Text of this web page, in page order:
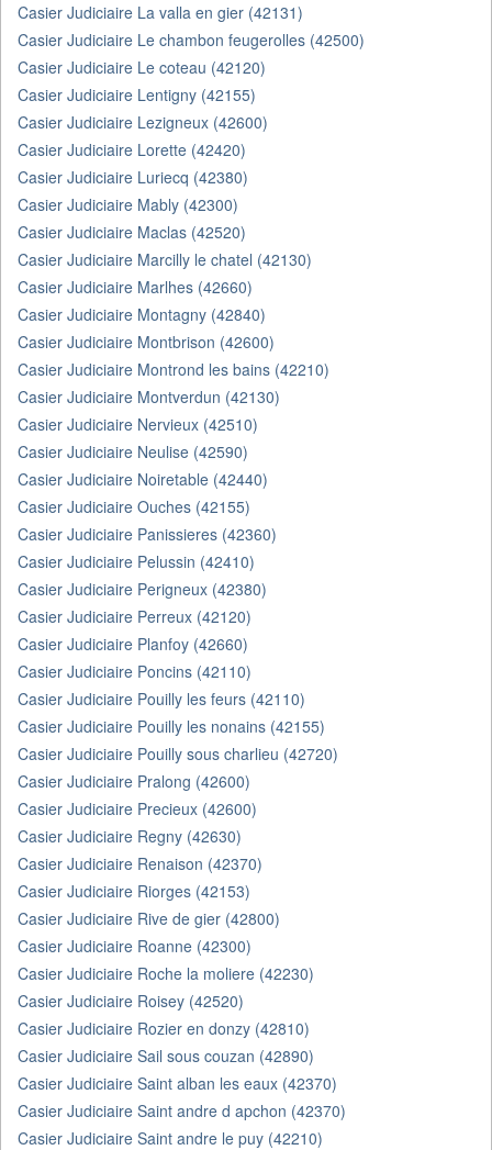
Casier Judiciaire La valla en gier (42131)
Casier Judiciaire Le chambon feugerolles (42500)
Casier Judiciaire Le coteau (42120)
Casier Judiciaire Lentigny (42155)
Casier Judiciaire Lezigneux (42600)
Casier Judiciaire Lorette (42420)
Casier Judiciaire Luriecq (42380)
Casier Judiciaire Mably (42300)
Casier Judiciaire Maclas (42520)
Casier Judiciaire Marcilly le chatel (42130)
Casier Judiciaire Marlhes (42660)
Casier Judiciaire Montagny (42840)
Casier Judiciaire Montbrison (42600)
Casier Judiciaire Montrond les bains (42210)
Casier Judiciaire Montverdun (42130)
Casier Judiciaire Nervieux (42510)
Casier Judiciaire Neulise (42590)
Casier Judiciaire Noiretable (42440)
Casier Judiciaire Ouches (42155)
Casier Judiciaire Panissieres (42360)
Casier Judiciaire Pelussin (42410)
Casier Judiciaire Perigneux (42380)
Casier Judiciaire Perreux (42120)
Casier Judiciaire Planfoy (42660)
Casier Judiciaire Poncins (42110)
Casier Judiciaire Pouilly les feurs (42110)
Casier Judiciaire Pouilly les nonains (42155)
Casier Judiciaire Pouilly sous charlieu (42720)
Casier Judiciaire Pralong (42600)
Casier Judiciaire Precieux (42600)
Casier Judiciaire Regny (42630)
Casier Judiciaire Renaison (42370)
Casier Judiciaire Riorges (42153)
Casier Judiciaire Rive de gier (42800)
Casier Judiciaire Roanne (42300)
Casier Judiciaire Roche la moliere (42230)
Casier Judiciaire Roisey (42520)
Casier Judiciaire Rozier en donzy (42810)
Casier Judiciaire Sail sous couzan (42890)
Casier Judiciaire Saint alban les eaux (42370)
Casier Judiciaire Saint andre d apchon (42370)
Casier Judiciaire Saint andre le puy (42210)